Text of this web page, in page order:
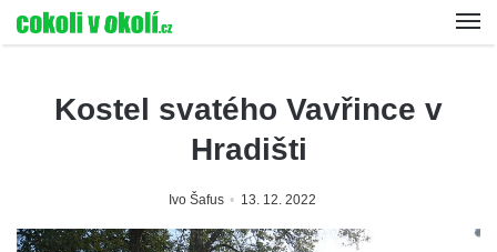
Kostel svatého Vavřince v
Hradišti
Ivo Šafus 13. 12. 2022